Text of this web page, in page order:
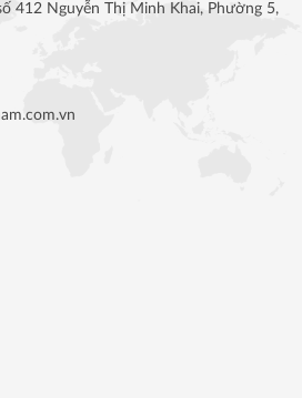
412 Nguyễn Thị Minh Khai, Phường 5,